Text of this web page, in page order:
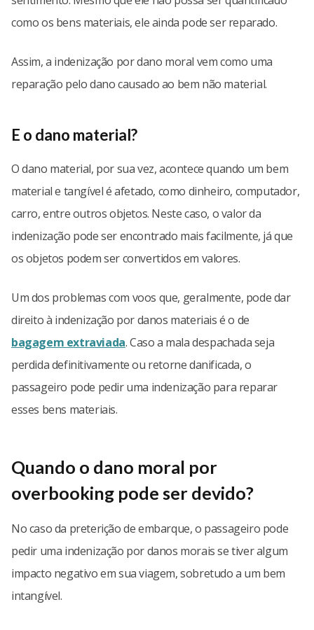
como os bens materiais, ele ainda pode ser reparado.
Assim, a indenização por dano moral vem como uma
reparação pelo dano causado ao bem não material.
E o dano material?
O dano material, por sua vez, acontece quando um bem
material e tangível é afetado, como dinheiro, computador,
carro, entre outros objetos. Neste caso, o valor da
indenização pode ser encontrado mais facilmente, já que
os objetos podem ser convertidos em valores.
Um dos problemas com voos que, geralmente, pode dar
direito à indenização por danos materiais é o de
bagagem extraviada. Caso a mala despachada seja
perdida definitivamente ou retorne danificada, o
passageiro pode pedir uma indenização para reparar
esses bens materiais.
Quando o dano moral por
overbooking pode ser devido?
No caso da preterição de embarque, o passageiro pode
pedir uma indenização por danos morais se tiver algum
impacto negativo em sua viagem, sobretudo a um bem
intangível.